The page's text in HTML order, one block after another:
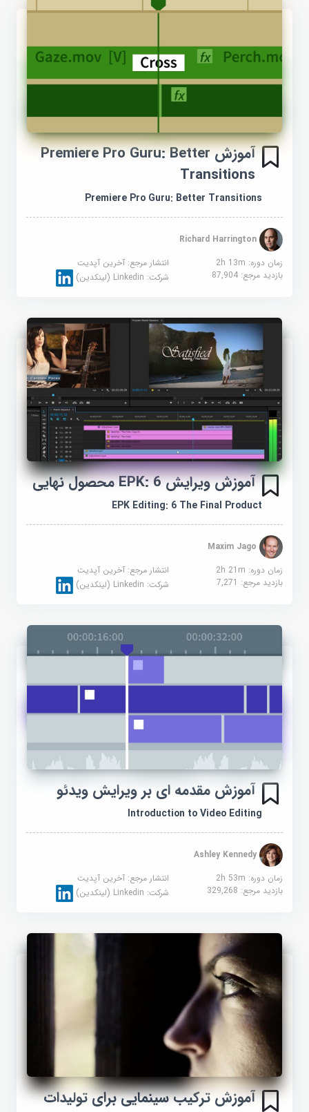
آموزش Premiere Pro Guru: Better
Transitions
Premiere Pro Guru: Better Transitions
Richard Harrington
زمان دوره: 2h 13m
انتشار مرجع:آخرین آپدیت
بازدید مرجع:87,904 شرکت:Linkedin (لینکدین)
آموزش ویرایش EPK: 6 محصول نهایی
EPK Editing: 6 The Final Product
Maxim Jago
زمان دوره: 2h 21m
انتشار مرجع:آخرین آپدیت
بازدید مرجع:7,271 شرکت:Linkedin (لینکدین)
آموزش مقدمه ای بر ویرایش ویدئو
Introduction to Video Editing
Ashley Kennedy
زمان دوره: 2h 53m
انتشار مرجع:آخرین آپدیت
بازدید مرجع:329,268 شرکت:Linkedin (لینکدین)
آموزش ترکیب سینمایی برای تولیدات